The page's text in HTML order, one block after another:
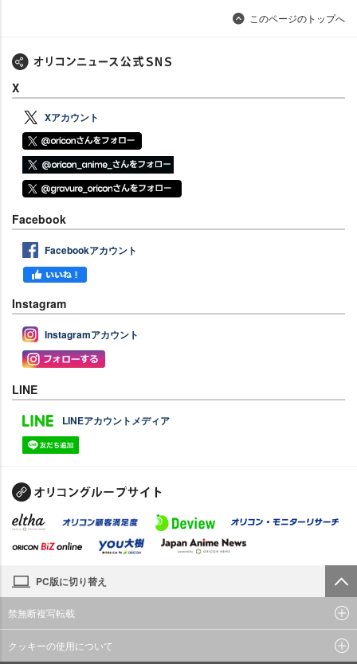
このページのトップへ
X
Xアカウント
Facebook
Facebookアカウント
Instagram
Instagramアカウント
LINE
LINEアカウントメディア
PC版に切り替え
禁無断複写転載
クッキーの使用について